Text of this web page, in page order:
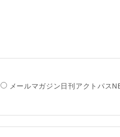
メールマガジン日刊アクトパス